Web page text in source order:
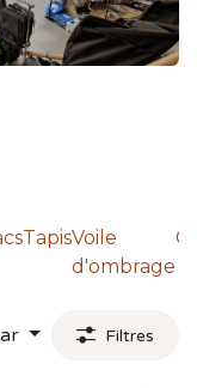
TapisVoile
d'ombrage
Filtres